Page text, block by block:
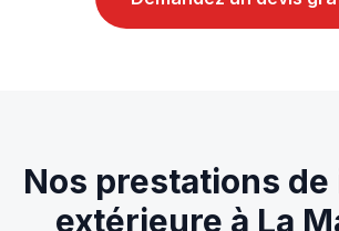
Nos prestations de
extérieure à La